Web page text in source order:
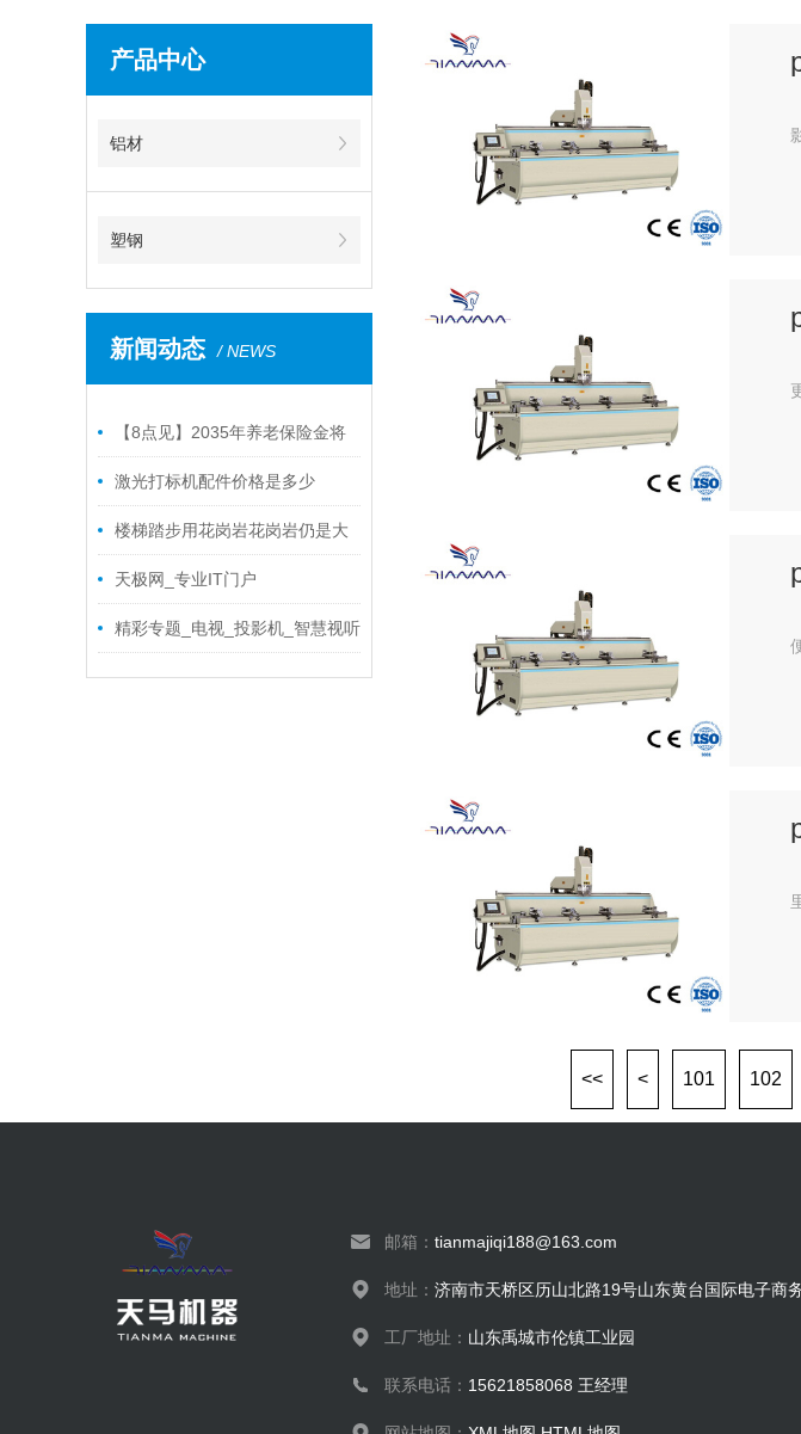
产品中心
铝材
塑钢
新闻动态 / NEWS
【8点见】2035年养老保险金将
要用光？ 人社部回应了！
激光打标机配件价格是多少
楼梯踏步用花岗岩花岗岩仍是大
理石？从耐磨、防滑、本钱全面剖
析
天极网_专业IT门户
精彩专题_电视_投影机_智慧视听
频道_天极网
<< < 101 102
邮箱： tianmajiqi188@163.com
地址： 济南市天桥区历山北路19号山东黄台国际电子商
工厂地址： 山东禹城市伦镇工业园
联系电话： 15621858068 王经理